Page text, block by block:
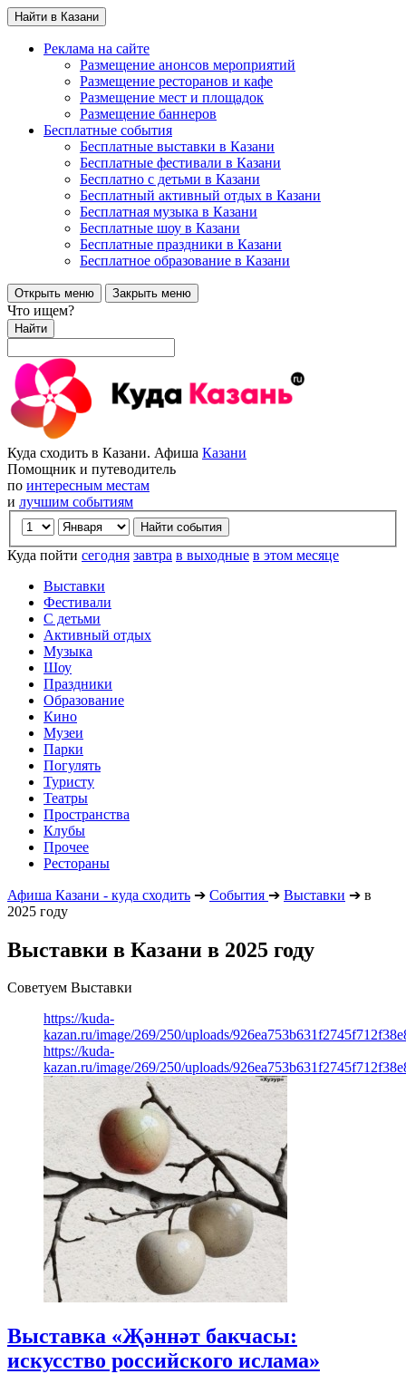
Найти в Казани
Реклама на сайте
Размещение анонсов мероприятий
Размещение ресторанов и кафе
Размещение мест и площадок
Размещение баннеров
Бесплатные события
Бесплатные выставки в Казани
Бесплатные фестивали в Казани
Бесплатно с детьми в Казани
Бесплатный активный отдых в Казани
Бесплатная музыка в Казани
Бесплатные шоу в Казани
Бесплатные праздники в Казани
Бесплатное образование в Казани
Открыть меню Закрыть меню
Что ищем?
Найти
Куда сходить в Казани. Афиша Казани
Помощник и путеводитель
по интересным местам
и лучшим событиям
Куда пойти сегодня завтра в выходные в этом месяце
Выставки
Фестивали
С детьми
Активный отдых
Музыка
Шоу
Праздники
Образование
Кино
Музеи
Парки
Погулять
Туристу
Театры
Пространства
Клубы
Прочее
Рестораны
Афиша Казани - куда сходить ➔ События ➔ Выставки ➔ в
2025 году
Выставки в Казани в 2025 году
Советуем Выставки
https://kuda-
kazan.ru/image/269/250/uploads/
https://kuda-
kazan.ru/image/269/250/uploads/
Выставка «Җәннәт бакчасы:
искусство российского ислама»